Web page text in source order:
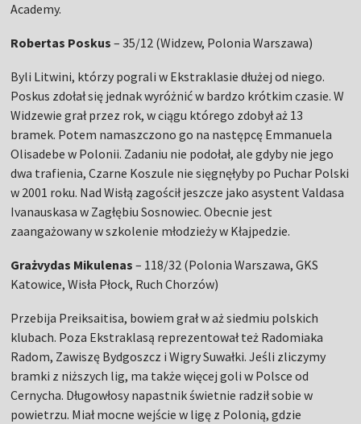
Academy.
Robertas Poskus– 35/12 (Widzew, Polonia Warszawa)
Byli Litwini, którzy pograli w Ekstraklasie dłużej od niego.
Poskus zdołał się jednak wyróżnić w bardzo krótkim czasie. W
Widzewie grał przez rok, w ciągu którego zdobył aż 13
bramek. Potem namaszczono go na następcę Emmanuela
Olisadebe w Polonii. Zadaniu nie podołał, ale gdyby nie jego
dwa trafienia, Czarne Koszule nie sięgnęłyby po Puchar Polski
w 2001 roku. Nad Wisłą zagościł jeszcze jako asystent Valdasa
Ivanauskasa w Zagłębiu Sosnowiec. Obecnie jest
zaangażowany w szkolenie młodzieży w Kłajpedzie.
Grażvydas Mikulenas– 118/32 (Polonia Warszawa, GKS
Katowice, Wisła Płock, Ruch Chorzów)
Przebija Preiksaitisa, bowiem grał w aż siedmiu polskich
klubach. Poza Ekstraklasą reprezentował też Radomiaka
Radom, Zawiszę Bydgoszcz i Wigry Suwałki. Jeśli zliczymy
bramki z niższych lig, ma także więcej goli w Polsce od
Cernycha. Długowłosy napastnik świetnie radził sobie w
powietrzu. Miał mocne wejście w ligę z Polonią, gdzie